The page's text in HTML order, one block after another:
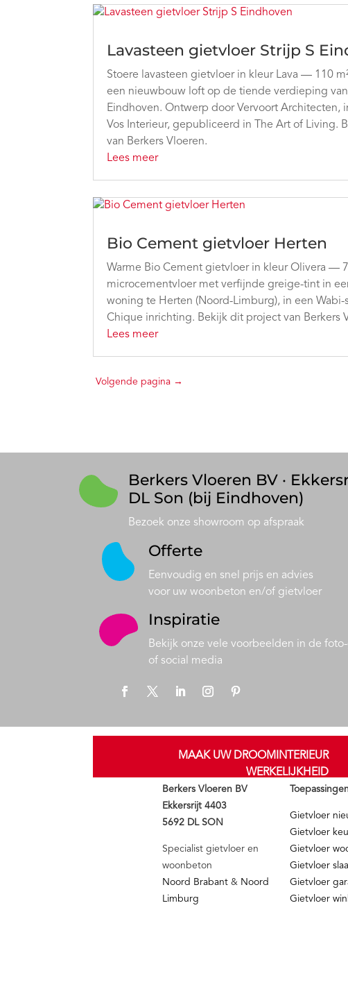
Lavasteen gietvloer Strijp S
Stoere lavasteen gietvloer in kleur Lava — 110
een nieuwbouw loft op de tiende verdieping
Eindhoven. Ontwerp door Vervoort Architecten,
Vos Interieur, gepubliceerd in The Art of Living.
van Berkers Vloeren.
Lees meer
Bio Cement gietvloer Herten
Warme Bio Cement gietvloer in kleur Olivera —
microcementvloer met verfijnde greige-tint in
woning te Herten (Noord-Limburg), in een Wabi-
Chique inrichting. Bekijk dit project van Berkers
Lees meer
Berkers Vloeren BV ·
DL Son (bij Eindhoven)
Bezoek onze showroom op afspraak
Offerte
Eenvoudig en snel prijs en advies
voor uw woonbeton en/of gietvloer
Inspiratie
Bekijk onze vele voorbeelden in de
of social media
MAAK UW DROOMINTERIEUR
WERKELIJKHEID
Berkers Vloeren BV
Ekkersrijt 4403
5692 DL SON
Specialist gietvloer en
woonbeton
Noord Brabant & Noord
Limburg
Gietvloer
Gietvloer
Gietvloer
Gietvloer
Gietvloer
Gietvloer